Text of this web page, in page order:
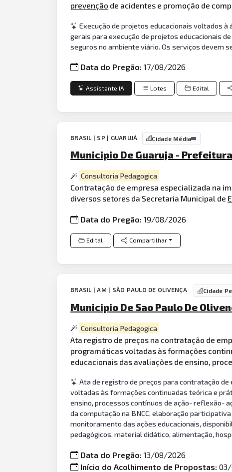
prevenção de acidentes e promoção de
Execução de projetos educacionais voltados
gerais para execução de projetos educacionais
seguros no ambiente viário. Os serviços devem
Data do Pregão:17/08/2026
Assistente IA Lotes Edital
BRASIL | SP | GUARUJÁ Cidade Média
Municipio De Guaruja -
Consultoria Pedagogica
Contratação de empresa especializada na
diversos setores da Secretaria Municipal de
Data do Pregão:19/08/2026
Edital Compartilhar
BRASIL | AM | SÃO PAULO DE OLIVENÇA Cidade
Municipio De Sao Paulo De
Consultoria Pedagogica
Ata registro de preços na contratação de
programáticas voltadas às formações
educacionais das avaliações de ensino,
Ata de registro de preços para contratação
voltadas às formações continuadas teórica e
ensino, processos contínuos de ação- reflexão-
da computação na BNCC, elaboração
monitoramento das ações educacionais,
pedagógicos, material didático, alimentação,
Data do Pregão:13/08/2026
Início do Acolhimento de Propostas: